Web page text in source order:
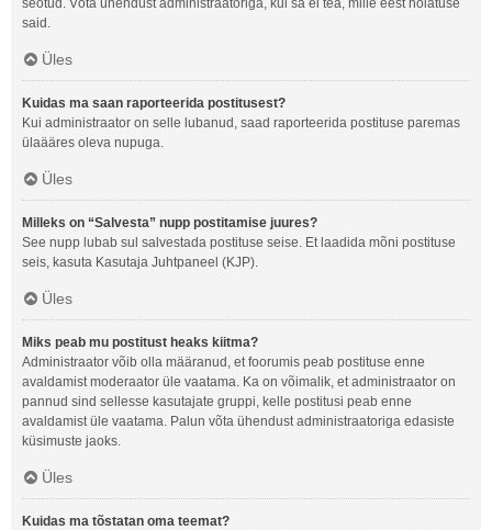
seotud. Võta ühendust administraatoriga, kui sa ei tea, mille eest hoiatuse
said.
Üles
Kuidas ma saan raporteerida postitusest?
Kui administraator on selle lubanud, saad raporteerida postituse paremas
ülaääres oleva nupuga.
Üles
Milleks on “Salvesta” nupp postitamise juures?
See nupp lubab sul salvestada postituse seise. Et laadida mõni postituse
seis, kasuta Kasutaja Juhtpaneel (KJP).
Üles
Miks peab mu postitust heaks kiitma?
Administraator võib olla määranud, et foorumis peab postituse enne
avaldamist moderaator üle vaatama. Ka on võimalik, et administraator on
pannud sind sellesse kasutajate gruppi, kelle postitusi peab enne
avaldamist üle vaatama. Palun võta ühendust administraatoriga edasiste
küsimuste jaoks.
Üles
Kuidas ma tõstatan oma teemat?